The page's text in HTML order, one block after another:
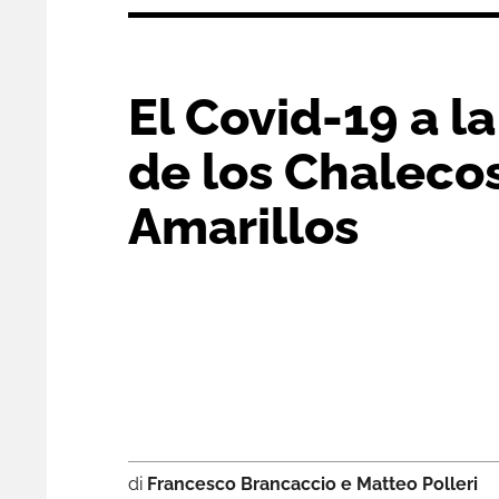
El Covid-19 a
de los
Amarillos
di Francesco Brancaccio e Matteo Polleri